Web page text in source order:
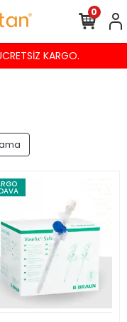
Havalede %4 İNDİRİM
0